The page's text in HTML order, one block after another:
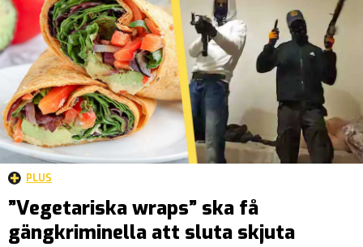
PLUS
”Vegetariska wraps” ska få
gängkriminella att sluta skjuta